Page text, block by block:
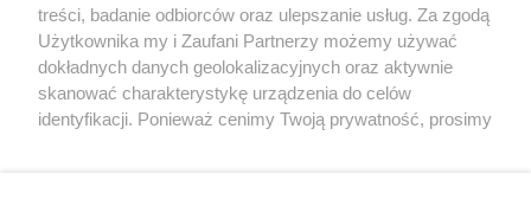
Partnerzy
Praca Szczecin
treści, badanie odbiorców oraz ulepszanie usług. Za zgodą
Użytkownika my i Zaufani Partnerzy możemy używać
dokładnych danych geolokalizacyjnych oraz aktywnie
skanować charakterystykę urządzenia do celów
identyfikacji. Ponieważ cenimy Twoją prywatność, prosimy